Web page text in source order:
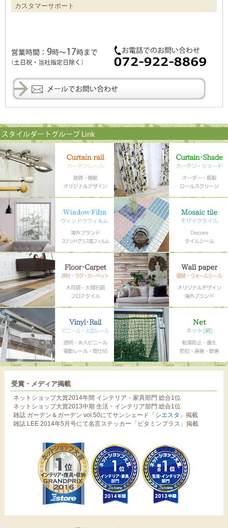
カスタマーサポート
受賞・メディア掲載
ネットショップ大賞2014年間 インテリア・家具部門 総合1位
ネットショップ大賞2013中期 生活・インテリア部門 総合1位
雑誌 ガーデン＆ガーデン vol.50にてサンシェード「シエスタ 」掲載
雑誌 LEE 2014年5月号にて名言ステッカー「ビタミンプラス」掲載